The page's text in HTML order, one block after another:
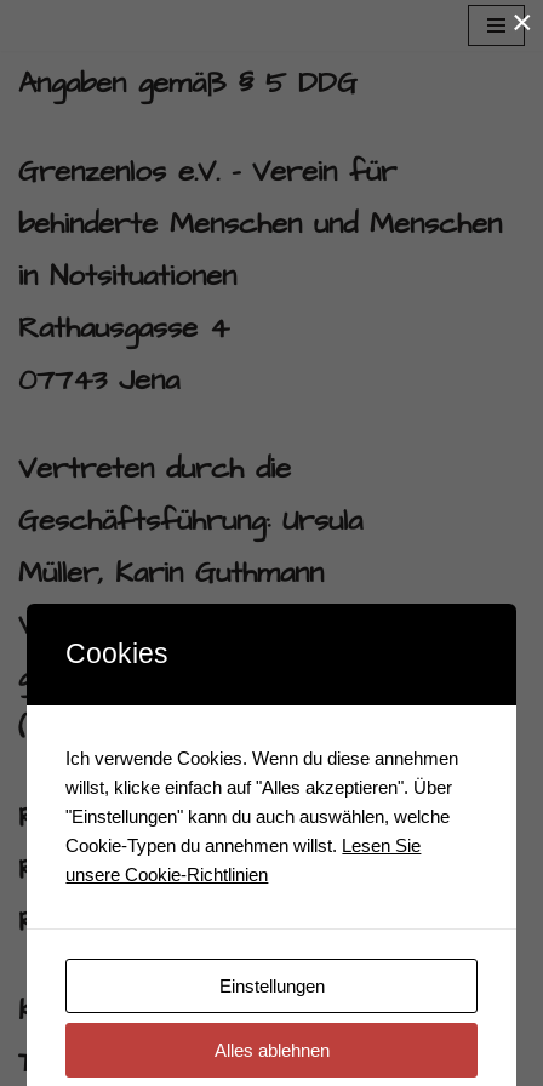
Inhalt
Angaben gemäß § 5 DDG
Grenzenlos e.V. – Verein für
behinderte Menschen und Menschen
in Notsituationen
Rathausgasse 4
07743 Jena
Vertreten durch die
Geschäftsführung: Ursula
Müller, Karin Guthmann
Vertretungsberechtigter Vorstand
gem. § 26 BGB: Stephan Müller
(Vorsitz), Christoph Prinz
Registereintrag:
Registergericht: Amtsgericht Jena
Registernummer: VR 231337
Kontakt:
Telefon: 03641 / 22 62 99
×
Cookies
Ich verwende Cookies. Wenn du diese annehmen
willst, klicke einfach auf "Alles akzeptieren". Über
"Einstellungen" kann du auch auswählen, welche
Cookie-Typen du annehmen willst. Lesen Sie
unsere Cookie-Richtlinien
Einstellungen
Alles ablehnen